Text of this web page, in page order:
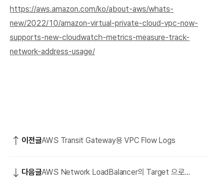
https://aws.amazon.com/ko/about-aws/whats-
new/2022/10/amazon-virtual-private-cloud-vpc-now-
supports-new-cloudwatch-metrics-measure-track-
network-address-usage/
이전글AWS Transit Gateway용 VPC Flow Logs
다음글AWS Network LoadBalancer의 Target 으로